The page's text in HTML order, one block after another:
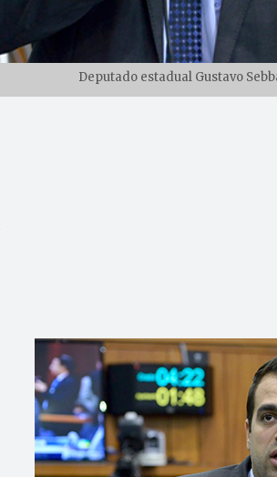
Deputado estadual Gustavo